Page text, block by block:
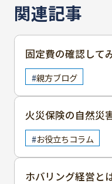
関連記事
固定費の確認して
親方ブログ
火災保険の自然災
水災や地震はどうな
お役立ちコラム
ホバリング経営と